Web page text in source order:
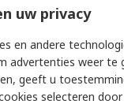
uw privacy
en andere
advertenties weer te
geeft u
selecteren